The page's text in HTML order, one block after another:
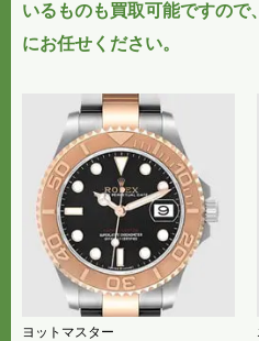
いるものも買取可能ですので
にお任せください。
ヨットマスター